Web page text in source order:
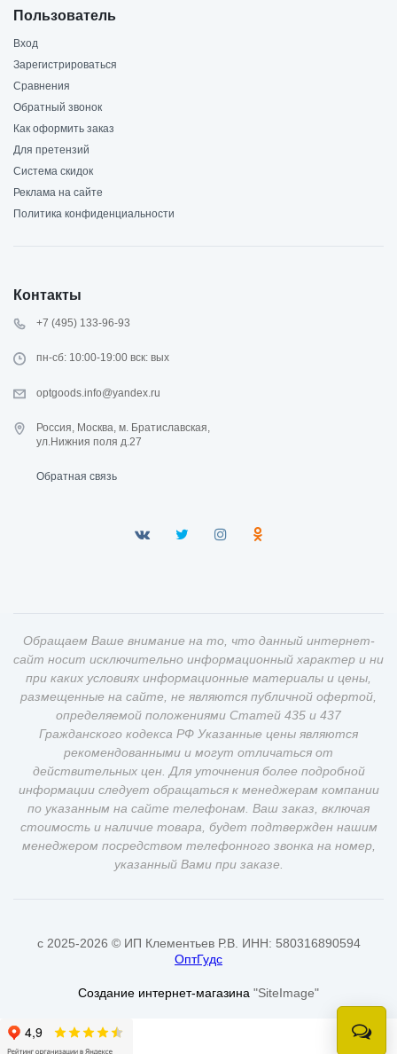
Пользователь
Вход
Зарегистрироваться
Сравнения
Обратный звонок
Как оформить заказ
Для претензий
Система скидок
Реклама на сайте
Политика конфиденциальности
Контакты
+7 (495) 133-96-93
пн-сб: 10:00-19:00 вск: вых
optgoods.info@yandex.ru
Россия, Москва, м. Братиславская,
ул.Нижния поля д.27
Обратная связь
Обращаем Ваше внимание на то, что данный интернет-
сайт носит исключительно информационный характер и ни
при каких условиях информационные материалы и цены,
размещенные на сайте, не являются публичной офертой,
определяемой положениями Статей 435 и 437
Гражданского кодекса РФ Указанные цены являются
рекомендованными и могут отличаться от
действительных цен. Для уточнения более подробной
информации следует обращаться к менеджерам компании
по указанным на сайте телефонам. Ваш заказ, включая
стоимость и наличие товара, будет подтвержден нашим
менеджером посредством телефонного звонка на номер,
указанный Вами при заказе.
c 2025-2026 © ИП Клементьев Р.В. ИНН: 580316890594
ОптГудс
Создание интернет-магазина "SiteImage"